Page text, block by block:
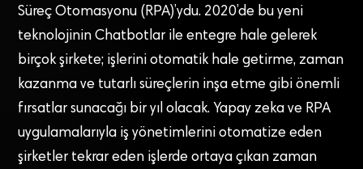
Süreç Otomasyonu (RPA)’ydu. 2020’de bu yeni
teknolojinin Chatbotlar ile entegre hale gelerek
birçok şirkete; işlerini otomatik hale getirme, zaman
kazanma ve tutarlı süreçlerin inşa etme gibi önemli
fırsatlar sunacağı bir yıl olacak. Yapay zeka ve RPA
uygulamalarıyla iş yönetimlerini otomatize eden
şirketler tekrar eden işlerde ortaya çıkan zaman